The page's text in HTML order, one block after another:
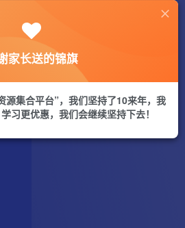
家长送的锦旗
源集合平台”，我们坚持了10来年，我
习更优惠，我们会继续坚持下去！